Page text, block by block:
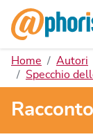
Home Autori
Specchio
Racconto